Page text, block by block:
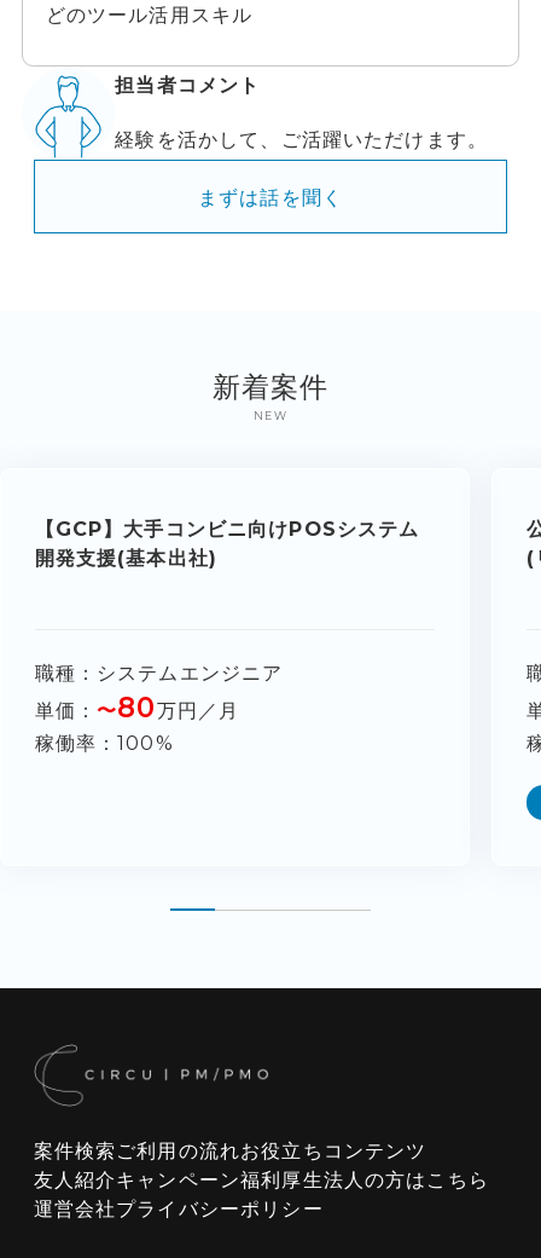
どのツール活用スキル
担当者コメント
経験を活かして、ご活躍いただけます。
まずは話を聞く
新着案件
NEW
【GCP】大手コンビニ向けPOSシステム
開発支援(基本出社)
職種
システムエンジニア
単価
〜80万円／月
稼働率
100%
(
案件検索 ご利用の流れお役立ちコンテンツ
友人紹介キャンペーン福利厚生法人の方はこちら
運営会社プライバシーポリシー